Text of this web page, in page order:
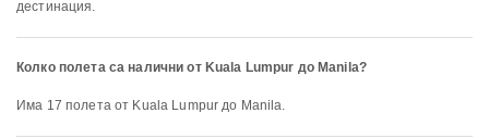
дестинация.
Колко полета са налични от Kuala Lumpur до Manila?
Има 17 полета от Kuala Lumpur до Manila.